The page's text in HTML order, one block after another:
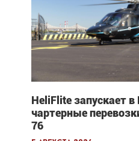
HeliFlite запускает
чартерные
76